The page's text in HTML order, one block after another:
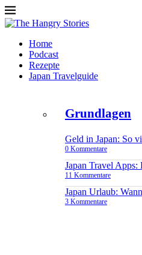
Home
Podcast
Rezepte
Japan Travelguide
Grundlagen
Geld in Japan: So
0 Kommentare
Japan Travel Apps:
11 Kommentare
Japan Urlaub:
3 Kommentare